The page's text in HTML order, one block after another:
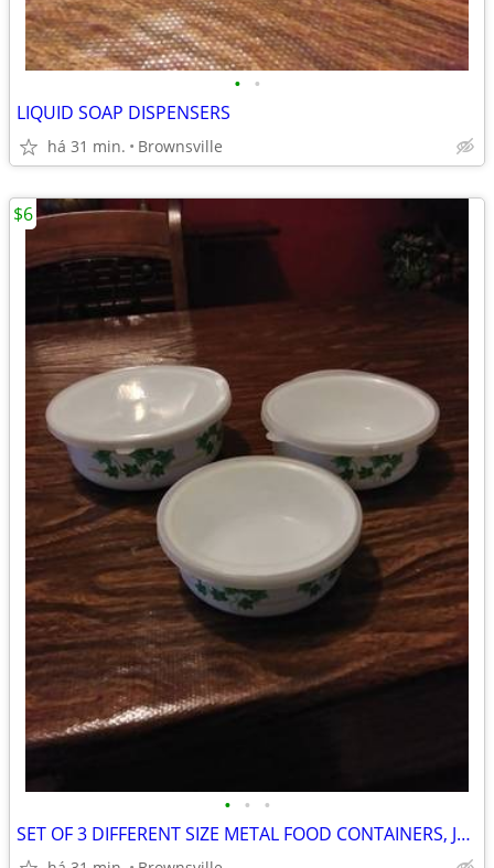
• •
LIQUID SOAP DISPENSERS
há 31 min. Brownsville
• • •
SET OF 3 DIFFERENT SIZE METAL FOOD CONTAINERS, JUEGO DE 3 CONTENEDORES
$6